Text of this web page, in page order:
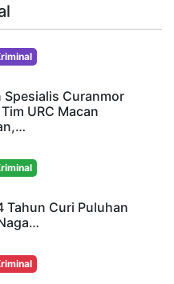
Spesialis Curanmor
URC Macan
Tahun Curi Puluhan